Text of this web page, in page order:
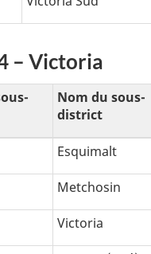
– Victoria
Nom du sous-
district
Esquimalt
Metchosin
Victoria